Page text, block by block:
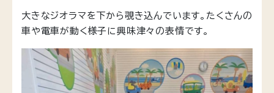
大きなジオラマを下から覗き込んでいます。たくさんの
車や電車が動く様子に興味津々の表情です。